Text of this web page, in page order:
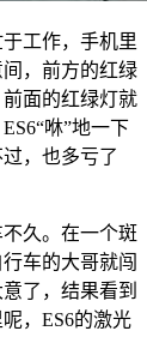
工作，手机里
，前方的红绿
面的红绿灯就
咻”地一下
，也多亏了
久。在一个斑
车的大哥就闯
了，结果看到
，ES6的激光